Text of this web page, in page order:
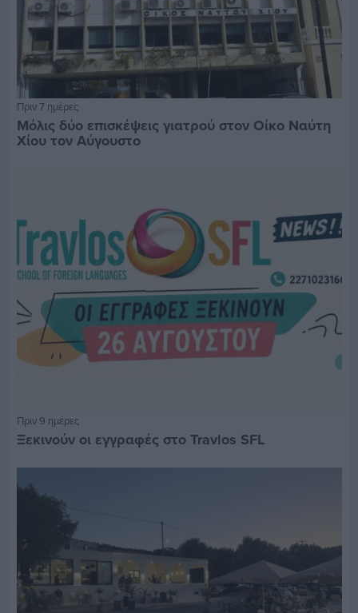
Πριν 7 ημέρες
Μόλις δύο επισκέψεις γιατρού στον Οίκο Ναύτη
Χίου τον Αύγουστο
Πριν 9 ημέρες
Ξεκινούν οι εγγραφές στο Travlos SFL